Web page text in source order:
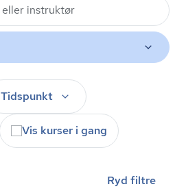
Tidspunkt
Vis kurser i gang
Ryd filtre